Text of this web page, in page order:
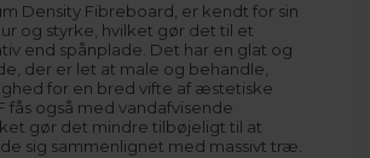
Density Fibreboard, er kendt for sin
og styrke, hvilket gør det til et
end spånplade. Det har en glat og
der er let at male og behandle,
for en bred vifte af æstetiske
fås også med vandafvisende
gør det mindre tilbøjeligt til at
sig sammenlignet med massivt træ.